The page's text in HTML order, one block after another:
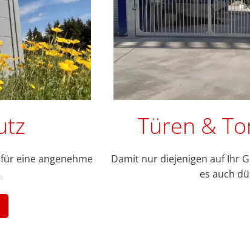
eine angenehme
Türen &
Damit nur diejenigen auf Ihr
es auch